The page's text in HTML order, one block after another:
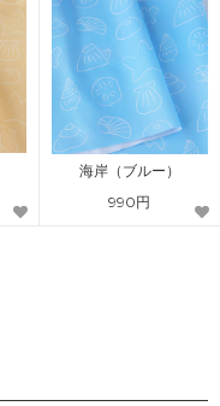
海岸（ブルー）
990円